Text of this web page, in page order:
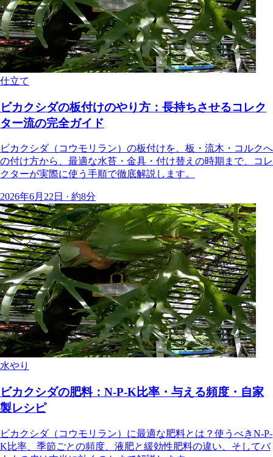
仕立て
ビカクシダの板付けのやり方：長持ちさせるコレク
ター流の完全ガイド
ビカクシダ（コウモリラン）の板付けを、板・流木・コルクへ
の付け方から、最適な水苔・金具・付け替えの時期まで、コレ
クターが実際に使う手順で徹底解説します。
2026年6月22日 · 約8分
水やり
ビカクシダの肥料：N-P-K比率・与える頻度・自家
製レシピ
ビカクシダ（コウモリラン）に最適な肥料とは？使うべきN-P-
K比率、季節ごとの頻度、液肥と緩効性肥料の違い、そしてバ